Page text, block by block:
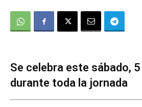
Se celebra este sábado,
durante toda la jornada